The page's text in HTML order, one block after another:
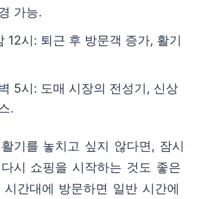
가능.
12시: 퇴근 후 방문객 증가, 활기
5시: 도매 시장의 전성기, 신상
.
기를 놓치고 싶지 않다면, 잠시
시 쇼핑을 시작하는 것도 좋은
시간대에 방문하면 일반 시간에